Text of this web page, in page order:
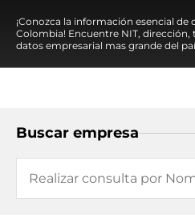
¡Conozca la información esencial de
Colombia! Encuentre NIT, dirección,
datos empresarial mas grande del
Buscar empresa